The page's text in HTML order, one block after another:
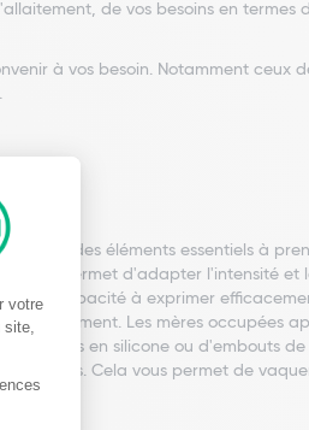
de vos besoins en
à vos besoin. Notamment ceux
sont des éléments essentiels à
vous permet d'adapter l'intensité et
capacité à exprimer
Les mères occupées
en silicone ou d'embouts
libres. Cela vous permet de